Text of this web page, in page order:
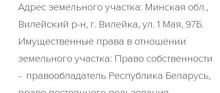
Адрес земельного участка: Минская обл.,
Вилейский р-н, г. Вилейка, ул. 1 Мая, 97Б.
Имущественные права в отношении
земельного участка: Право собственности
- правообладатель Республика Беларусь,